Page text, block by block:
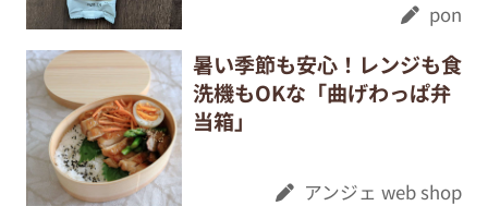
pon
暑い季節も安心！レンジも食
洗機もOKな「曲げわっぱ弁
当箱」
アンジェ web shop